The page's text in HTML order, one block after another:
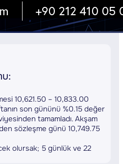
10,621.50 – 10,833.00
son gününü %0.15 değer
tamamladı. Akşam
sözleşme günü 10,749.75
olursak; 5 günlük ve 22